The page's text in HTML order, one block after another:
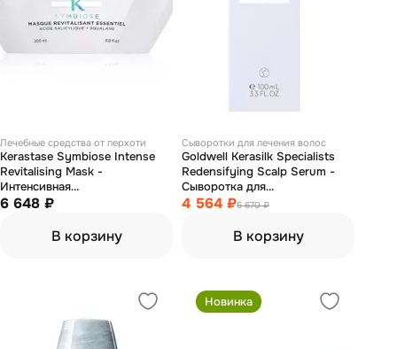
Лечебные средства от перхоти
Kerastase Symbiose Intense
Revitalising Mask -
Интенсивная
восстанавливающая маска
6 648 ₽
В корзину
Сыворотки для лечения волос
Goldwell Kerasilk Specialists
Redensifying Scalp Serum -
Сыворотка для
восстановления кожи головы
4 564 ₽5 670 ₽
В корзину
Новинка